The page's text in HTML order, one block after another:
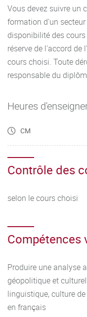
Vous devez suivre un
formation d'un
disponibilité des
réserve de l'accord de
cours choisi. Toute
responsable du
Heures
CM
Contrôle des
selon le cours choisi
Compétences
Produire une analyse
géopolitique et
linguistique, culture
en français